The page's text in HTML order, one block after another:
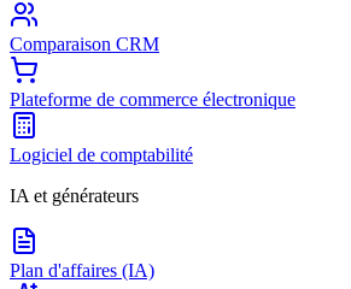
Comparaison CRM
Plateforme de commerce électronique
Logiciel de comptabilité
IA et générateurs
Plan d'affaires (IA)